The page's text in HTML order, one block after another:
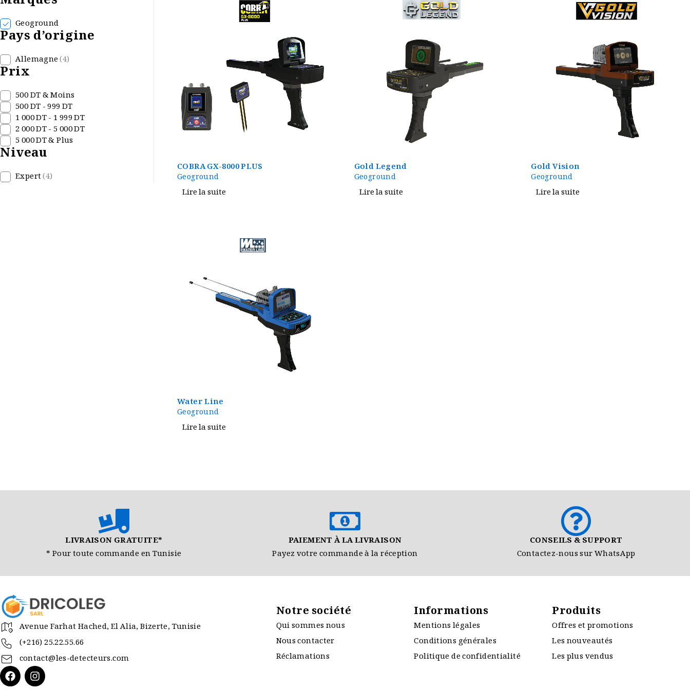
Geoground
Pays d’origine
Allemagne(4)
Prix
500 DT & Moins
500 DT - 999 DT
1 000 DT - 1 999 DT
2 000 DT - 5 000 DT
5 000 DT & Plus
Niveau
Expert(4)
COBRA GX-8000 PLUS
Geoground
Lire la suite
Gold Legend
Geoground
Lire la suite
Gold Vision
Geoground
Lire la suite
Water Line
Geoground
Lire la suite
LIVRAISON GRATUITE*
* Pour toute commande en Tunisie
PAIEMENT À LA LIVRAISON
Payez votre commande à la réception
CONSEILS & SUPPORT
Contactez-nous sur WhatsApp
Avenue Farhat Hached, El Alia, Bizerte, Tunisie
(+216) 25.22.55.66
contact@les-detecteurs.com
Notre société
Qui sommes nous
Nous contacter
Réclamations
Informations
Mentions légales
Conditions générales
Politique de confidentialité
Produits
Offres et promotions
Les nouveautés
Les plus vendus